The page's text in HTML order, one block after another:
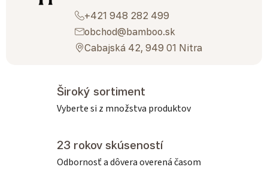
+421 948 282 499
obchod@bamboo.sk
Cabajská 42, 949 01 Nitra
Široký sortiment
Vyberte si z množstva produktov
23 rokov skúseností
Odbornosť a dôvera overená časom